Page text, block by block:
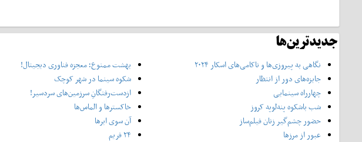
جدیدترین‌ها
نگاهی به پیروزی‌ها و ناکامی‌های اسکار ۲۰۲۴
جایزه‌های دور از انتظار
چهارراه سینمایی
شب باشکوه‌ پنه‌لوپه کروز
حضور چشم‌گیر زنان فیلم‌ساز
عبور از مرزها
بهشت ممنوع؛ معجزه فناوری دیجیتال!
شکوه سینما در شهر کوچک
ازدست‌رفتگانِ سرزمین‌های سردسیر!
خاکسترها و الماس‌ها
آن سوی ابرها
۲۴ فریم